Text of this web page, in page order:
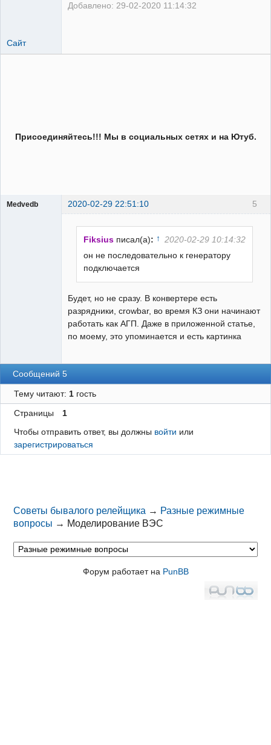
Добавлено: 29-02-2020 11:14:32
Сайт
Присоединяйтесь!!! Мы в социальных сетях и на Ютуб.
5
Medvedb 2020-02-29 22:51:10
Fiksius писал(а): ↑ 2020-02-29 10:14:32
он не последовательно к генератору
подключается
Будет, но не сразу. В конвертере есть
разрядники, crowbar, во время КЗ они начинают
работать как АГП. Даже в приложенной статье,
по моему, это упоминается и есть картинка
Сообщений 5
Тему читают: 1гость
Страницы
1
Чтобы отправить ответ, вы должны войти или
зарегистрироваться
Советы бывалого релейщика → Разные режимные
вопросы → Моделирование ВЭС
Форум работает на PunBB